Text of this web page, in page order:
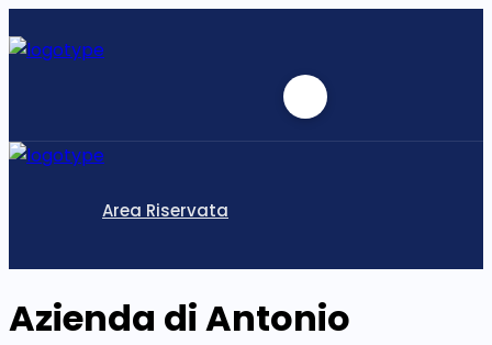
Area Riservata
Azienda di Antonio